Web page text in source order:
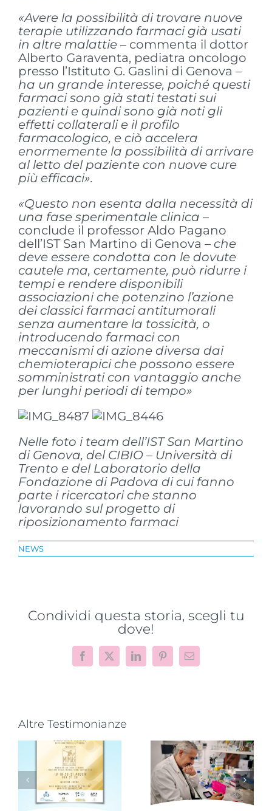
«Avere la possibilità di trovare nuove
terapie utilizzando farmaci già usati
in altre malattie – commenta il dottor
Alberto Garaventa, pediatra oncologo
presso l’Istituto G. Gaslini di Genova –
ha un grande interesse, poiché questi
farmaci sono già stati testati sui
pazienti e quindi sono già noti gli
effetti collaterali e il profilo
farmacologico, e ciò accelera
enormemente la possibilità di arrivare
al letto del paziente con nuove cure
più efficaci».
«Questo non esenta dalla necessità di
una fase sperimentale clinica –
conclude il professor Aldo Pagano
dell’IST San Martino di Genova – che
deve essere condotta con le dovute
cautele ma, certamente, può ridurre i
tempi e rendere disponibili
associazioni che potenzino l’azione
dei classici farmaci antitumorali
senza aumentare la tossicità, o
introducendo farmaci con
meccanismi di azione diversa dai
chemioterapici che possono essere
somministrati con vantaggio anche
per lunghi periodi di tempo»
Nelle foto i team dell’IST San Martino
di Genova, del CIBIO – Università di
Trento e del Laboratorio della
Fondazione di Padova di cui fanno
parte i ricercatori che stanno
lavorando sul progetto di
riposizionamento farmaci
NEWS
Condividi questa storia, scegli tu
dove!
Facebook
X LinkedInPinterestEmail
Altre Testimonianze
Progetto
“VAMOLAA,
in campo
anche
Novità dalla
ricerca
scientifica: